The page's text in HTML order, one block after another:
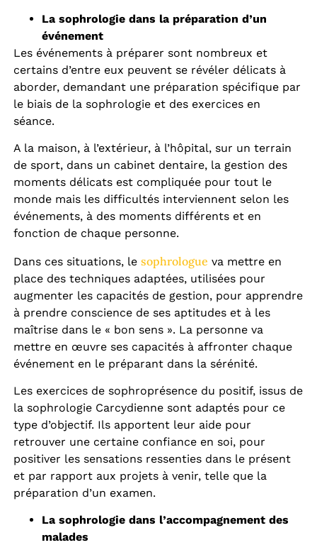
La sophrologie dans la préparation d’un
événement
Les événements à préparer sont nombreux et
certains d’entre eux peuvent se révéler délicats à
aborder, demandant une préparation spécifique par
le biais de la sophrologie et des exercices en
séance.
A la maison, à l’extérieur, à l’hôpital, sur un terrain
de sport, dans un cabinet dentaire, la gestion des
moments délicats est compliquée pour tout le
monde mais les difficultés interviennent selon les
événements, à des moments différents et en
fonction de chaque personne.
Dans ces situations, le sophrologue va mettre en
place des techniques adaptées, utilisées pour
augmenter les capacités de gestion, pour apprendre
à prendre conscience de ses aptitudes et à les
maîtrise dans le « bon sens ». La personne va
mettre en œuvre ses capacités à affronter chaque
événement en le préparant dans la sérénité.
Les exercices de sophroprésence du positif, issus de
la sophrologie Carcydienne sont adaptés pour ce
type d’objectif. Ils apportent leur aide pour
retrouver une certaine confiance en soi, pour
positiver les sensations ressenties dans le présent
et par rapport aux projets à venir, telle que la
préparation d’un examen.
La sophrologie dans l’accompagnement des
malades